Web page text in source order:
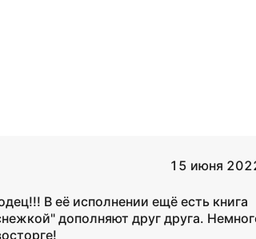
15 июня
В её исполнении ещё есть книга
дополняют друг друга.